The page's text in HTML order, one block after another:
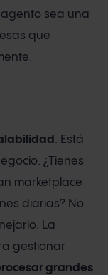
sea una
que
. Está
¿Tienes
marketplace
diarias? No
La
gestionar
grandes